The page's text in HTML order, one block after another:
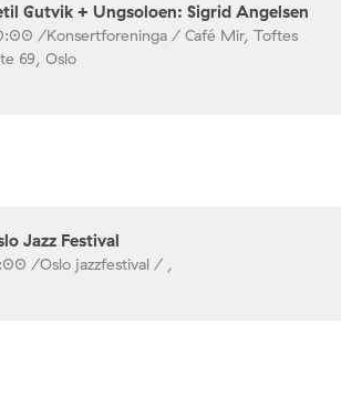
Gutvik + Ungsoloen: Sigrid Angelsen
/Konsertforeninga / Café Mir, Toftes
69, Oslo
Jazz Festival
/Oslo jazzfestival / ,